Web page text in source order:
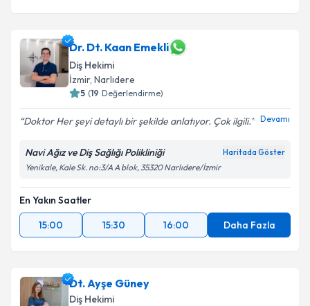
Dr. Dt. Kaan Emekli
Diş Hekimi
İzmir, Narlıdere
5 (19 Değerlendirme)
Doktor Her şeyi detaylı bir şekilde anlatıyor. Çok ilgili. Devamı
Navi Ağız ve Diş Sağlığı Polikliniği Haritada Göster
Yenikale, Kale Sk. no:3/A A blok, 35320 Narlıdere/İzmir
En Yakın Saatler
15:00
15:30 16:00 Daha Fazla
Dt. Ayşe Güney
Diş Hekimi